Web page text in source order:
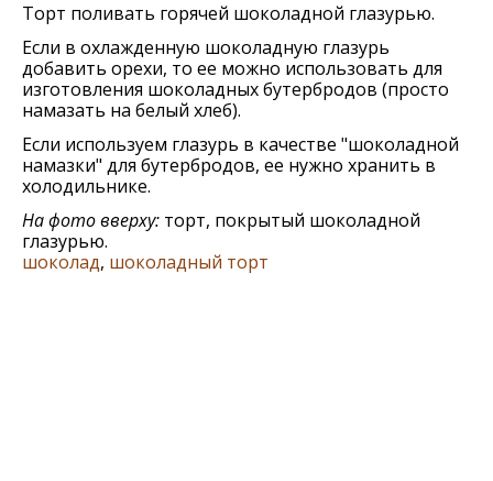
Торт поливать горячей шоколадной глазурью.
Если в охлажденную шоколадную глазурь
добавить орехи, то ее можно использовать для
изготовления шоколадных бутербродов (просто
намазать на белый хлеб).
Если используем глазурь в качестве "шоколадной
намазки" для бутербродов, ее нужно хранить в
холодильнике.
На фото вверху: торт, покрытый шоколадной
глазурью.
шоколад, шоколадный торт